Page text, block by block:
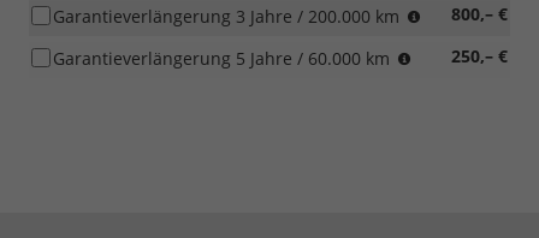
eintritt
800,– €
Garantieverlängerung 3 Jahre / 200.000 km
was
eintritt
250,– €
Garantieverlängerung 5 Jahre / 60.000 km